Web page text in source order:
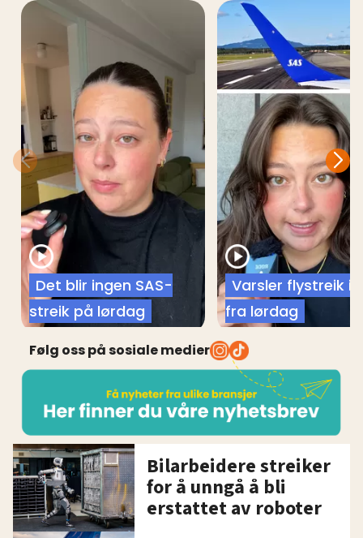
Det blir ingen SAS-
streik på lørdag
Varsler flystreik i
fra lørdag
Følg oss på sosiale medier
Bilarbeidere streiker
for å unngå å bli
erstattet av roboter